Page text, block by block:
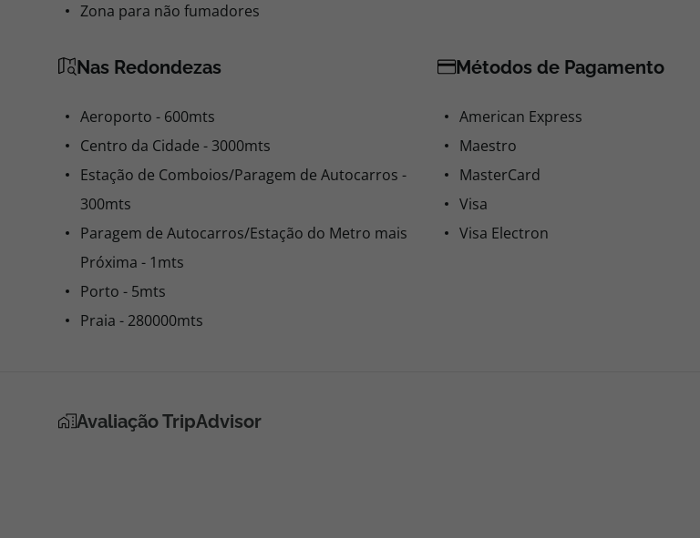
Zona para não fumadores
Nas Redondezas
Aeroporto - 600mts
Centro da Cidade - 3000mts
Estação de Comboios/Paragem de Autocarros -
300mts
Paragem de Autocarros/Estação do Metro mais
Próxima - 1mts
Porto - 5mts
Praia - 280000mts
Métodos de Pagamento
American Express
Maestro
MasterCard
Visa
Visa Electron
Avaliação TripAdvisor